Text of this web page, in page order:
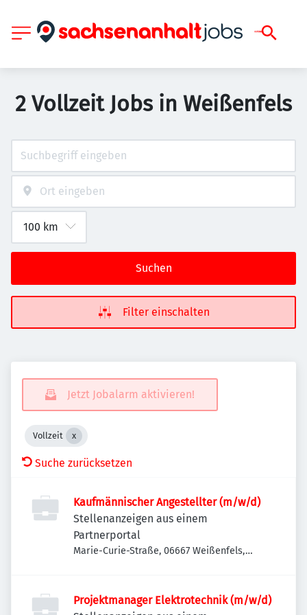
2 Vollzeit Jobs in Weißenfels
Suchen
Filter einschalten
Jetzt Jobalarm aktivieren!
Vollzeit
Suche zurücksetzen
Kaufmännischer Angestellter (m/w/d)
Stellenanzeigen aus einem
Partnerportal
Marie-Curie-Straße, 06667 Weißenfels,
Projektmanager Elektrotechnik (m/w/d)